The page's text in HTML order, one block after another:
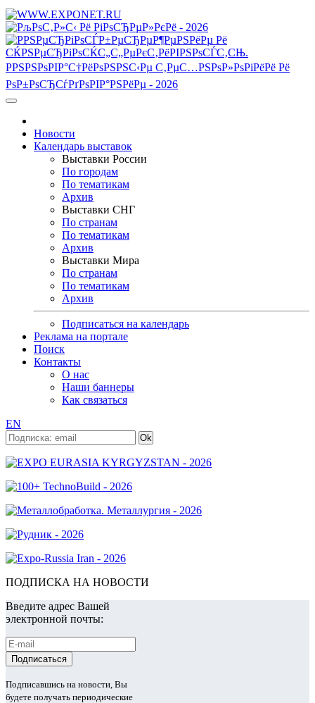
Новости
Календарь выставок
Выставки России
По городам
По тематикам
Архив
Выставки СНГ
По странам
По тематикам
Архив
Выставки Мира
По странам
По тематикам
Архив
Подписаться на календарь
Реклама на портале
Поиск
Контакты
О нас
Наши баннеры
Как связаться
EN
ПОДПИСКА НА НОВОСТИ
Введите адрес Вашей
электронной почты:
Подписавшись на новости, Вы
будете получать периодические